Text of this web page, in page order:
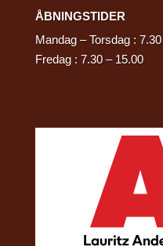
ÅBNINGSTIDER
Mandag – Torsdag :
Fredag : 7.30 – 15.00